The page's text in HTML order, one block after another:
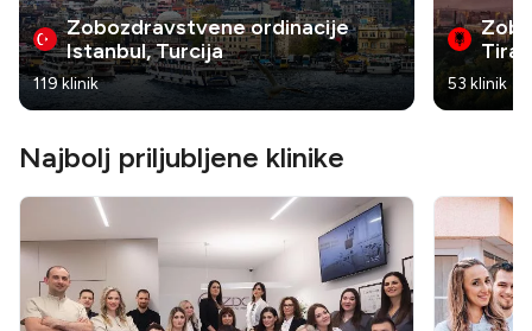
Zobozdravstvene ordinacije
Istanbul, Turcija
119 klinik 53 klinik
Najbolj priljubljene klinike